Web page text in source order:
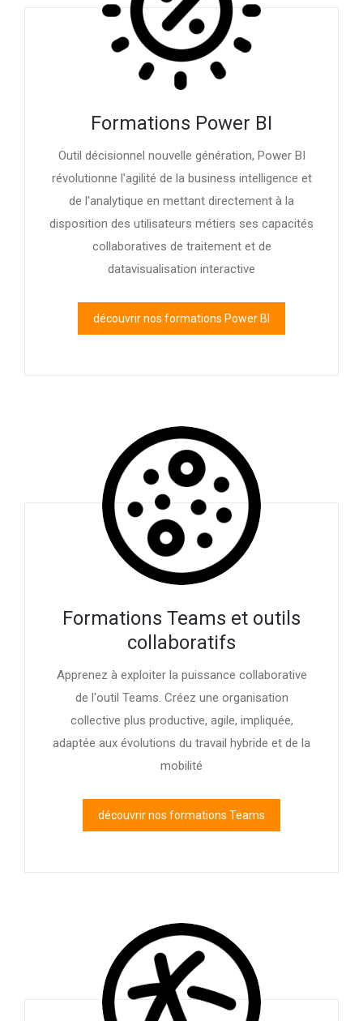
Formations Power BI
Outil décisionnel nouvelle génération, Power BI
révolutionne l'agilité de la business intelligence et
de l'analytique en mettant directement à la
disposition des utilisateurs métiers ses capacités
collaboratives de traitement et de
datavisualisation interactive
découvrir nos formations Power BI
Formations Teams et outils
collaboratifs
Apprenez à exploiter la puissance collaborative
de l'outil Teams. Créez une organisation
collective plus productive, agile, impliquée,
adaptée aux évolutions du travail hybride et de la
mobilité
découvrir nos formations Teams